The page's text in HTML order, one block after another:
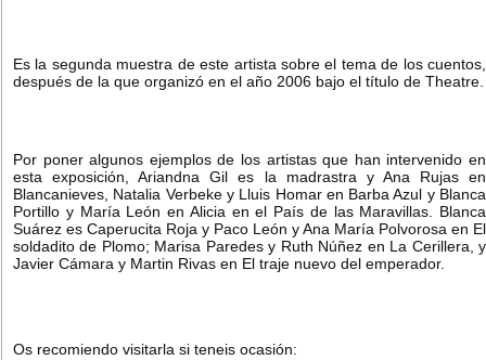
Es la segunda muestra de este artista sobre el tema de los cuentos,
después de la que organizó en el año 2006 bajo el título de Theatre.
Por poner algunos ejemplos de los artistas que han intervenido en
esta exposición, Ariandna Gil es la madrastra y Ana Rujas en
Blancanieves, Natalia Verbeke y Lluis Homar en Barba Azul y Blanca
Portillo y María León en Alicia en el País de las Maravillas. Blanca
Suárez es Caperucita Roja y Paco León y Ana María Polvorosa en El
soldadito de Plomo; Marisa Paredes y Ruth Núñez en La Cerillera, y
Javier Cámara y Martin Rivas en El traje nuevo del emperador.
Os recomiendo visitarla si teneis ocasión: